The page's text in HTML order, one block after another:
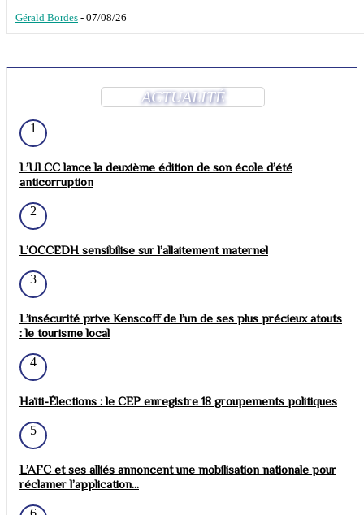
Gérald Bordes - 07/08/26
ACTUALITÉ
1
L’ULCC lance la deuxième édition de son école d’été
anticorruption
2
L’OCCEDH sensibilise sur l’allaitement maternel
3
L’insécurité prive Kenscoff de l’un de ses plus précieux atouts
: le tourisme local
4
Haïti-Élections : le CEP enregistre 18 groupements politiques
5
L’AFC et ses alliés annoncent une mobilisation nationale pour
réclamer l’application...